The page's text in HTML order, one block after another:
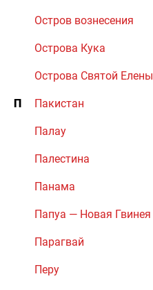
Остров вознесения
Острова Кука
Острова Святой Елены
П Пакистан
Палау
Палестина
Панама
Папуа — Новая Гвинея
Парагвай
Перу